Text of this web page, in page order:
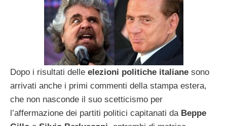
Dopo i risultati delle elezioni politiche italiane sono
arrivati anche i primi commenti della stampa estera,
che non nasconde il suo scetticismo per
l’affermazione dei partiti politici capitanati da Beppe